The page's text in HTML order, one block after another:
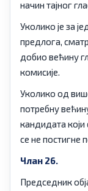
начин тајног
Уколико је за
предлога,
добио већину
комисије.
Уколико од
потребну
кандидата који
се не постигне
Члан 26.
Председник